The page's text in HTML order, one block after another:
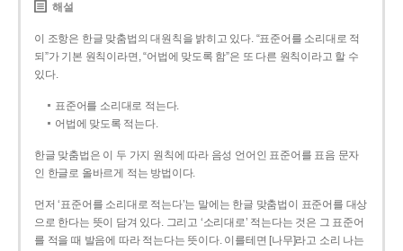
해설
이 조항은 한글 맞춤법의 대원칙을 밝히고 있다. “표준어를 소리대로 적
되”가 기본 원칙이라면, “어법에 맞도록 함”은 또 다른 원칙이라고 할 수
있다.
표준어를 소리대로 적는다.
어법에 맞도록 적는다.
한글 맞춤법은 이 두 가지 원칙에 따라 음성 언어인 표준어를 표음 문자
인 한글로 올바르게 적는 방법이다.
먼저 ‘표준어를 소리대로 적는다’는 말에는 한글 맞춤법이 표준어를 대상
으로 한다는 뜻이 담겨 있다. 그리고 ‘소리대로’ 적는다는 것은 그 표준어
를 적을 때 발음에 따라 적는다는 뜻이다. 이를테면 [나무]라고 소리 나는